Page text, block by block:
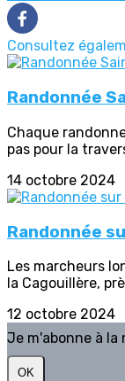
Consultez
Randonnée
Chaque
pas pour la
14 octobre 2024
Randonnée
Les marcheurs
la Cagouillère,
12 octobre 2024
Je m'abonne à
OK